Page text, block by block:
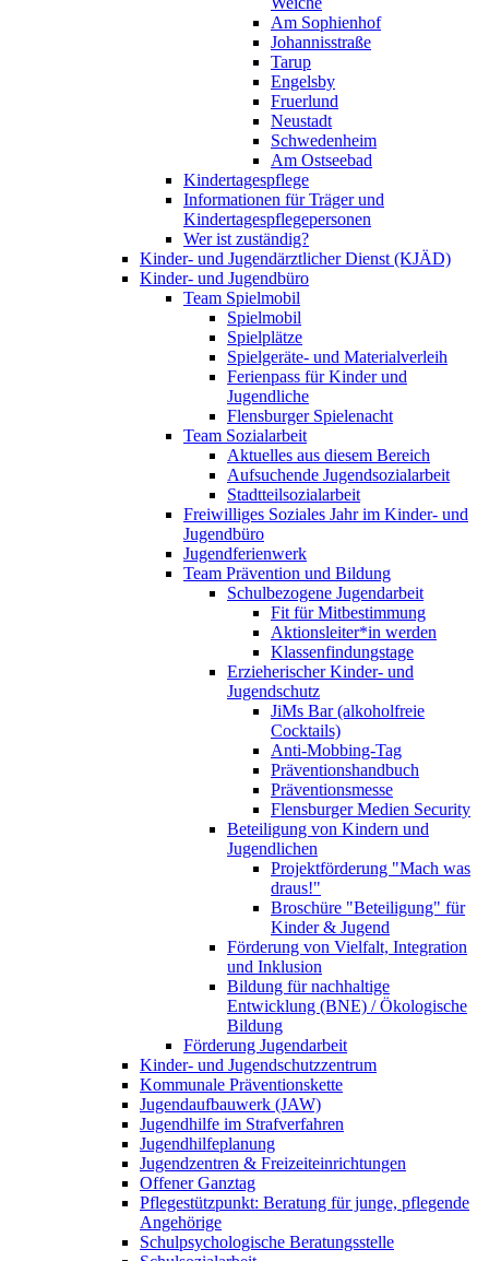
Am Sophienhof
Johannisstraße
Tarup
Engelsby
Fruerlund
Neustadt
Schwedenheim
Am Ostseebad
Kindertagespflege
Informationen für Träger und
Kindertagespflegepersonen
Wer ist zuständig?
Kinder- und Jugendärztlicher Dienst (KJÄD)
Kinder- und Jugendbüro
Team Spielmobil
Spielmobil
Spielplätze
Spielgeräte- und Materialverleih
Ferienpass für Kinder und
Jugendliche
Flensburger Spielenacht
Team Sozialarbeit
Aktuelles aus diesem Bereich
Aufsuchende Jugendsozialarbeit
Stadtteilsozialarbeit
Freiwilliges Soziales Jahr im Kinder- und
Jugendbüro
Jugendferienwerk
Team Prävention und Bildung
Schulbezogene Jugendarbeit
Fit für Mitbestimmung
Aktionsleiter*in werden
Klassenfindungstage
Erzieherischer Kinder- und
Jugendschutz
JiMs Bar (alkoholfreie
Cocktails)
Anti-Mobbing-Tag
Präventionshandbuch
Präventionsmesse
Flensburger Medien Security
Beteiligung von Kindern und
Jugendlichen
Projektförderung "Mach was
draus!"
Broschüre "Beteiligung" für
Kinder & Jugend
Förderung von Vielfalt, Integration
und Inklusion
Bildung für nachhaltige
Entwicklung (BNE) / Ökologische
Bildung
Förderung Jugendarbeit
Kinder- und Jugendschutzzentrum
Kommunale Präventionskette
Jugendaufbauwerk (JAW)
Jugendhilfe im Strafverfahren
Jugendhilfeplanung
Jugendzentren & Freizeiteinrichtungen
Offener Ganztag
Pflegestützpunkt: Beratung für junge, pflegende
Angehörige
Schulpsychologische Beratungsstelle